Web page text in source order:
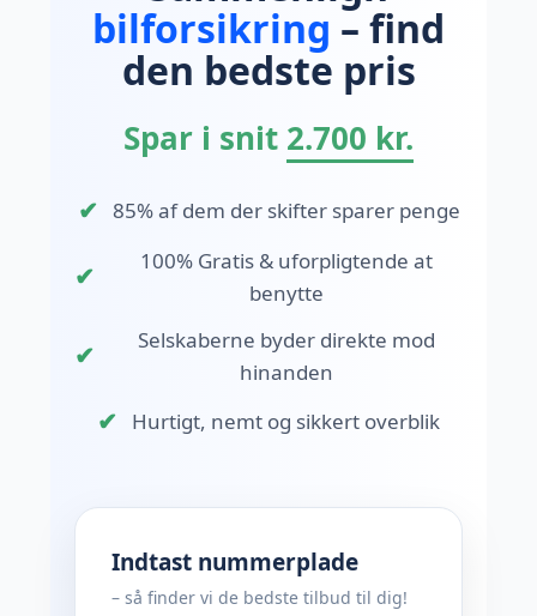
bilforsikring – find
den bedste pris
Spar i snit 2.700 kr.
✔ 85% af dem der skifter sparer penge
✔
100% Gratis & uforpligtende at
benytte
✔
Selskaberne byder direkte mod
hinanden
✔ Hurtigt, nemt og sikkert overblik
Indtast nummerplade
– så finder vi de bedste tilbud til dig!